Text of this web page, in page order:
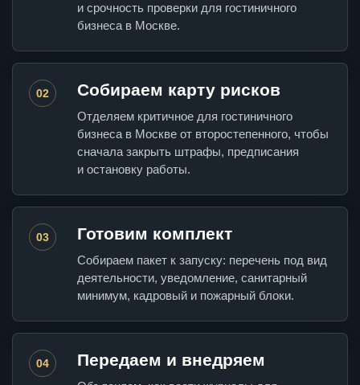
и срочность проверки для гостиничного
бизнеса в Москве.
02 Собираем карту рисков
Отделяем критичное для гостиничного
бизнеса в Москве от второстепенного, чтобы
сначала закрыть штрафы, предписания
и остановку работы.
03 Готовим комплект
Собираем пакет к запуску: перечень под вид
деятельности, уведомление, санитарный
минимум, кадровый и пожарный блоки.
04 Передаем и внедряем